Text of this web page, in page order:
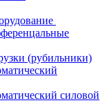
(рубильники)
силовой